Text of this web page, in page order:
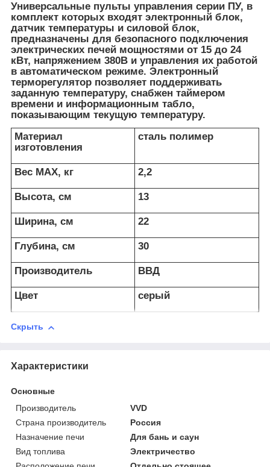
Универсальные пульты управления серии ПУ, в
комплект которых входят электронный блок,
датчик температуры и силовой блок,
предназначены для безопасного подключения
электрических печей мощностями от 15 до 24
кВт, напряжением 380В и управления их работой
в автоматическом режиме. Электронный
терморегулятор позволяет поддерживать
заданную температуру, снабжен таймером
времени и информационным табло,
показывающим текущую температуру.
Материал
изготовления
сталь полимер
Вес МАХ, кг 2,2
Высота, см 13
Ширина, см 22
Глубина, см 30
Производитель ВВД
Цвет серый
Скрыть
Характеристики
Основные
Производитель
VVD
Страна производитель
Россия
Назначение печи
Для бань и саун
Вид топлива
Электричество